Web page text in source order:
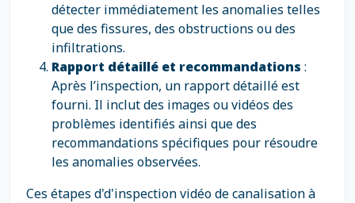
détecter immédiatement les anomalies telles
que des fissures, des obstructions ou des
infiltrations.
Rapport détaillé et recommandations :
Après l’inspection, un rapport détaillé est
fourni. Il inclut des images ou vidéos des
problèmes identifiés ainsi que des
recommandations spécifiques pour résoudre
les anomalies observées.
Ces étapes d'd'inspection vidéo de canalisation à